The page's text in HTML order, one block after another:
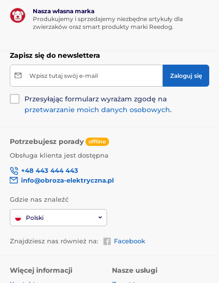
Nasza własna marka
Produkujemy i sprzedajemy niezbędne artykuły dla
zwierzaków oraz smart produkty marki Reedog.
Zapisz się do newslettera
Wpisz tutaj swój e-mail Zaloguj się
Przesyłając formularz wyrażam zgodę na
przetwarzanie moich danych osobowych.
Potrzebujesz porady offline
Obsługa klienta jest dostępna
+48 443 444 443
info@obroza-elektryczna.pl
Gdzie nas znaleźć
Polski
Znajdziesz nas również na: Facebook
Więcej informacji Nasze usługi